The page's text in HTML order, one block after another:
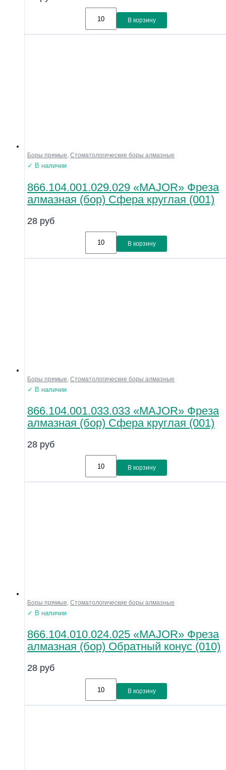
В корзину
Боры прямые, Стоматологические боры алмазные
✓ В наличии
866.104.001.029.029 «MAJOR» Фреза
алмазная (бор) Сфера круглая (001)
28 руб
В корзину
Боры прямые Стоматологические боры алмазные
✓ В наличии
866.104.001.033.033 «MAJOR» Фреза
алмазная (бор) Сфера круглая (001)
28 руб
В корзину
Боры прямые, Стоматологические боры алмазные
✓ В наличии
866.104.010.024.025 «MAJOR» Фреза
алмазная (бор) Обратный конус (010)
28 руб
В корзину